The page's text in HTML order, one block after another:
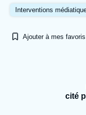
À propos de l'Ifri
Interventions
Ajouter à mes favoris
cité